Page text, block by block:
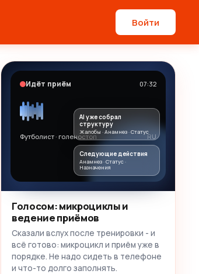
Войти
Идёт приём 07:32
Футболист · голеностоп RU
AI уже собрал
структуру
Жалобы · Анамнез · Статус
Следующие действия
Анамнез · Статус ·
Назначения
Голосом: микроциклы и
ведение приёмов
Сказали вслух после тренировки - и
всё готово: микроцикл и приём уже в
порядке. Не надо сидеть в телефоне
и что-то долго заполнять.